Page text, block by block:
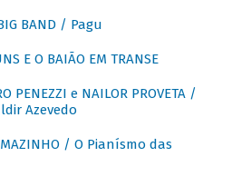
BAND / Pagu
E O BAIÃO EM TRANSE
PENEZZI e NAILOR PROVETA /
Azevedo
/ O Pianísmo das